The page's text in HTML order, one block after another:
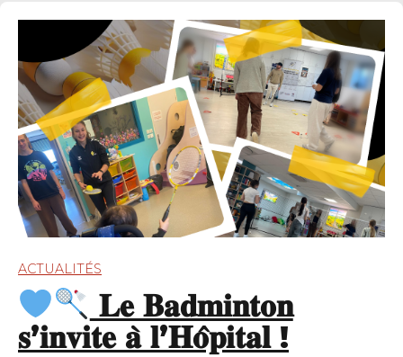
ACTUALITÉS
𝐋𝐞 𝐁𝐚𝐝𝐦𝐢𝐧𝐭𝐨𝐧
𝐬’𝐢𝐧𝐯𝐢𝐭𝐞 𝐚̀ 𝐥’𝐇𝐨̂𝐩𝐢𝐭𝐚𝐥 !